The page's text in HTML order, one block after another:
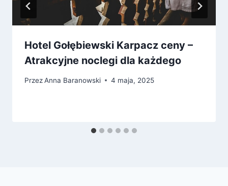
Hotel Gołębiewski Karpacz ceny –
Atrakcyjne noclegi dla każdego
PrzezAnna Baranowski 4 maja, 2025